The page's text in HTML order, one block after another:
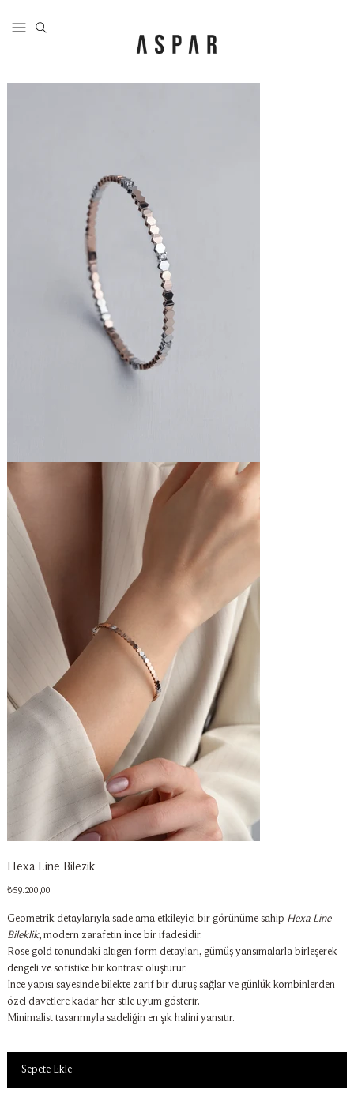
Hexa Line Bilezik
Fiyat
₺59.200,00
Geometrik detaylarıyla sade ama etkileyici bir görünüme sahip Hexa Line
Bileklik, modern zarafetin ince bir ifadesidir.
Rose gold tonundaki altıgen form detayları, gümüş yansımalarla birleşerek
dengeli ve sofistike bir kontrast oluşturur.
İnce yapısı sayesinde bilekte zarif bir duruş sağlar ve günlük kombinlerden
özel davetlere kadar her stile uyum gösterir.
Minimalist tasarımıyla sadeliğin en şık halini yansıtır.
Sepete Ekle